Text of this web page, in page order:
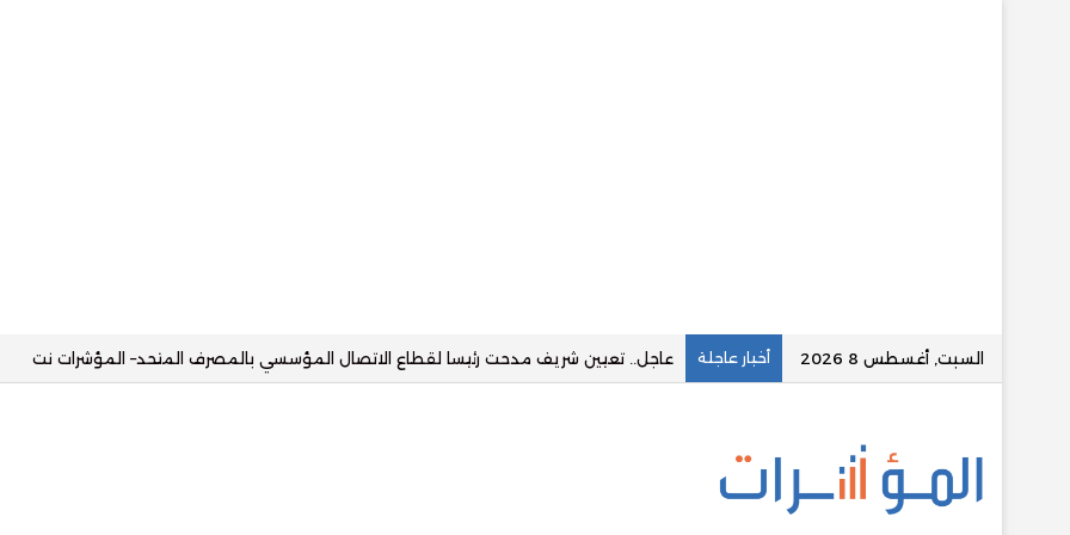
السبت, أغسطس 8 2026 أخبار عاجلة قسطلي توقع تسهيلا ائتمانيا مع البنك الأهلي وتستهدف محفظة تمويلية بقيمة 2.5 مليار جنيه– المؤشرات نت